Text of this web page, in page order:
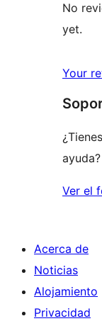
No
yet.
Your
ayuda?
Ver el
Acerca de
Noticias
Alojamiento
Privacidad